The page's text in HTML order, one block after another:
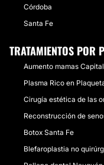
Córdoba
Santa Fe
TRATAMIENTOS POR
Aumento mamas
Plasma Rico en
Cirugía estética de las
Reconstrucción de
Botox Santa Fe
Blefaroplastia no